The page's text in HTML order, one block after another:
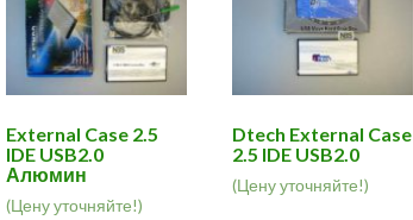
External Case 2.5
IDE USB2.0
Алюмин
(Цену уточняйте!)
Dtech External Case
2.5 IDE USB2.0
(Цену уточняйте!)